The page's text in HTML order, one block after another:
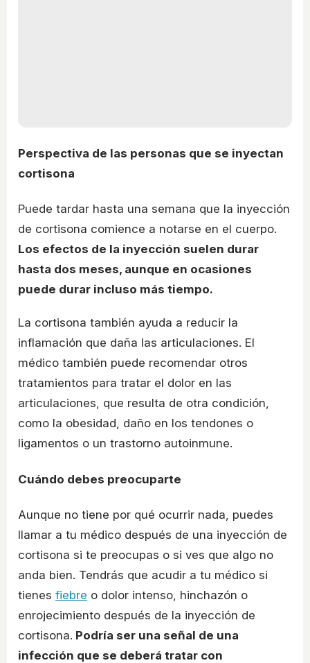
Perspectiva de las personas que se inyectan
cortisona
Puede tardar hasta una semana que la inyección
de cortisona comience a notarse en el cuerpo.
Los efectos de la inyección suelen durar
hasta dos meses, aunque en ocasiones
puede durar incluso más tiempo.
La cortisona también ayuda a reducir la
inflamación que daña las articulaciones. El
médico también puede recomendar otros
tratamientos para tratar el dolor en las
articulaciones, que resulta de otra condición,
como la obesidad, daño en los tendones o
ligamentos o un trastorno autoinmune.
Cuándo debes preocuparte
Aunque no tiene por qué ocurrir nada, puedes
llamar a tu médico después de una inyección de
cortisona si te preocupas o si ves que algo no
anda bien. Tendrás que acudir a tu médico si
tienes fiebre o dolor intenso, hinchazón o
enrojecimiento después de la inyección de
cortisona. Podría ser una señal de una
infección que se deberá tratar con